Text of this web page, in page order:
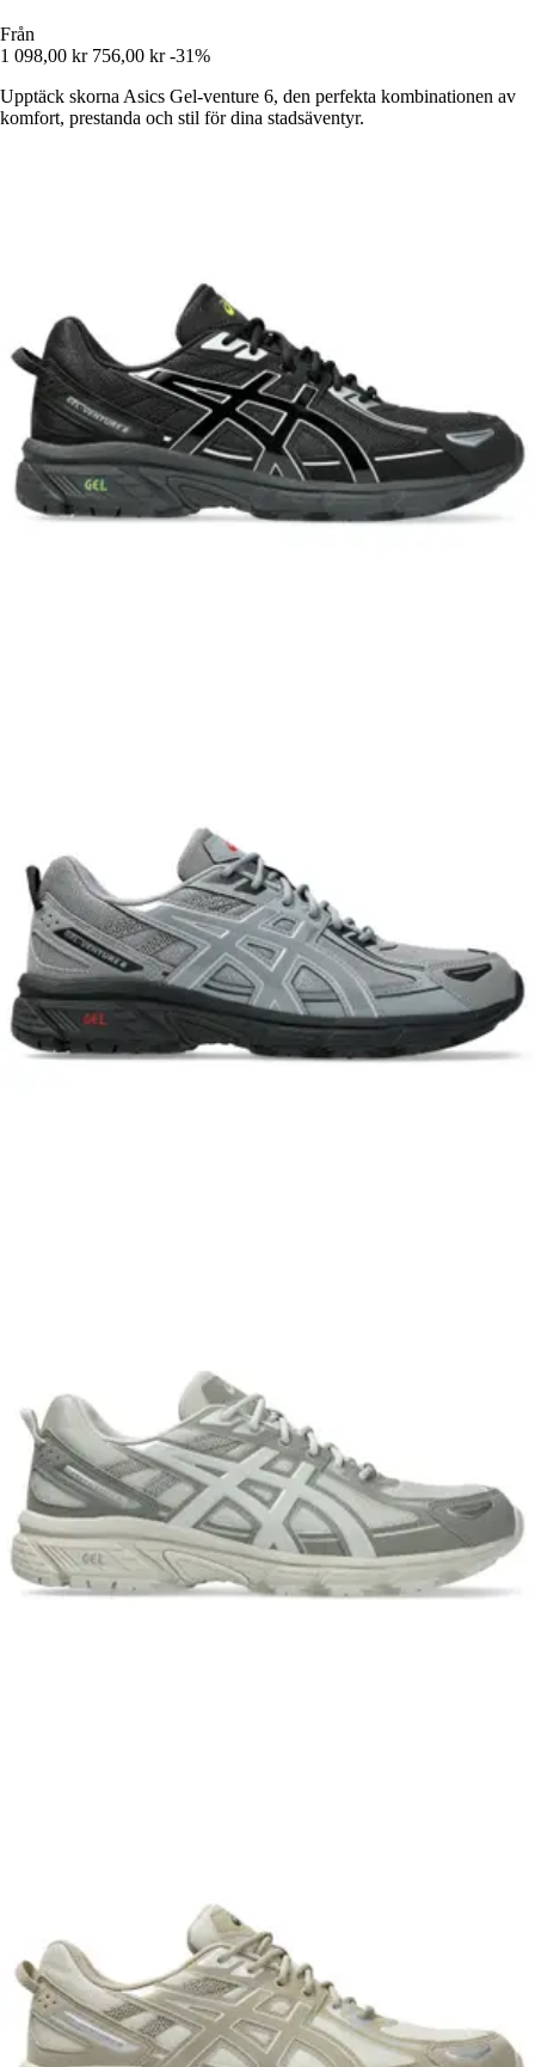
Från
1 098,00 kr 756,00 kr -31%
Upptäck skorna Asics Gel-venture 6, den perfekta kombinationen av
komfort, prestanda och stil för dina stadsäventyr.